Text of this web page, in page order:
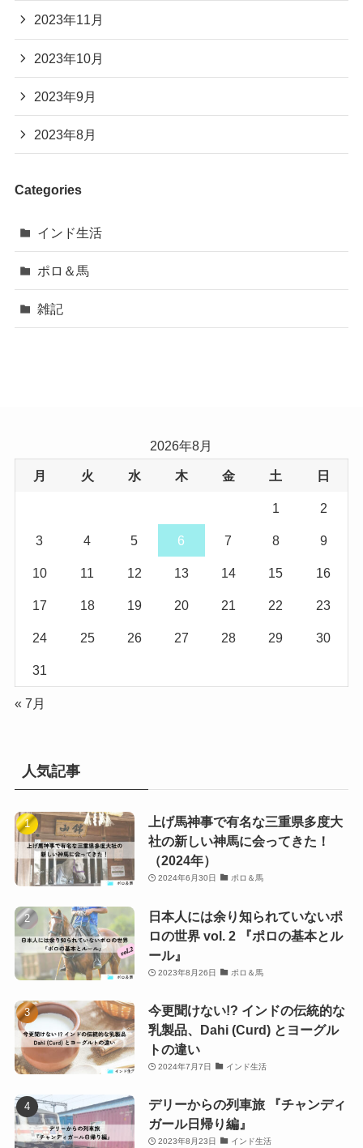
2023年11月
2023年10月
2023年9月
2023年8月
Categories
インド生活
ポロ＆馬
雑記
2026年8月
月 火 水 木 金 土 日
1 2
3 4 5 6 7 8 9
10 11 12 13 14 15 16
17 18 19 20 21 22 23
24 25 26 27 28 29 30
31
« 7月
人気記事
上げ馬神事で有名な三重県多度大
社の新しい神馬に会ってきた！
（2024年）
2024年6月30日 ポロ＆馬
日本人には余り知られていないポ
ロの世界 vol. 2 『ポロの基本とル
ール』
2023年8月26日 ポロ＆馬
今更聞けない!? インドの伝統的な
乳製品、Dahi (Curd) とヨーグル
トの違い
2024年7月7日 インド生活
デリーからの列車旅 『チャンディ
ガール日帰り編』
2023年8月23日 インド生活